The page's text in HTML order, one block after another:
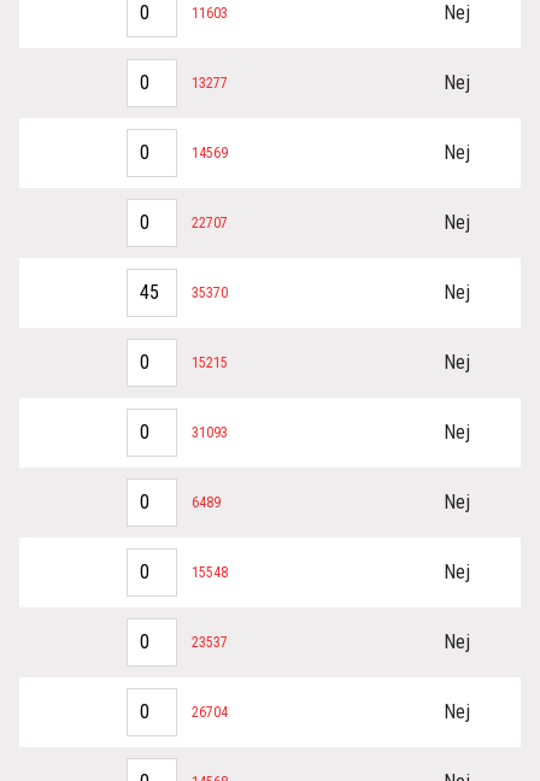
11603 Nej
13277 Nej
14569 Nej
22707 Nej
35370 Nej
15215 Nej
31093 Nej
6489 Nej
15548 Nej
23537 Nej
26704 Nej